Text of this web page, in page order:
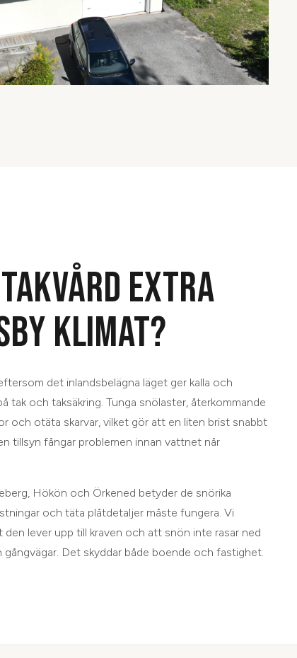
EXTRA
KLIMAT?
det inlandsbelägna läget ger kalla och
tak och taksäkring. Tunga snölaster, återkommande
och otäta skarvar, vilket gör att en liten brist snabbt
tillsyn fångar problemen innan vattnet når
Hökön och Örkened betyder de snörika
och täta plåtdetaljer måste fungera. Vi
den lever upp till kraven och att snön inte rasar ned
Det skyddar både boende och fastighet.